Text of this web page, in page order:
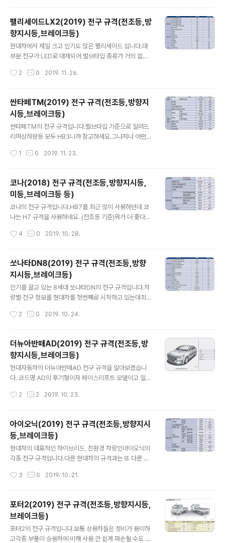
앞 : PY21W / 21W차량 옆 : WY5W / 5W차폭등벌브 타
입 : P21 / 5W주간주행등(DRL)벌브 타입 : P21 / 5W R
EAR리어 컴비네이션제동등/미등 : P21 / 5W미등 : P21 /
5W방향지시등 : PY21W / 21W후퇴등 : W16W / 16W
번호판등 : W5W / 5W * 출처 : 현대자동차
팰리세이드LX2(2019) 전구 규격(전조등,방
향지시등,브레이크등)
현대차에서 제일 크고 인기도 많은 팰리세이드 입니다.대
부분 전구가 LED로 대체되어 벌브타입 종류가 거의 없네
팰리세이드LX2(2019) 전구 규격(전조등,방향지시등,브
조등(변환빔)-A타입 : H7, 55W REAR후퇴등(후진등) : P
21W, 21W번호판등 : W5W, 5W * 출처 : 현대자동차
2 0 2019. 11. 26.
싼타페TM(2019) 전구 규격(전조등,방향지
시등,브레이크등)
싼타페TM의 전구 규격입니다.벌브타입 기준으로 알려드
리며상하향등 모두 HB3니까 참고하세요.그나저나 어떤
니까???싼타페TM(2019) 전구 규격(전조등,방향지시등,
3 / 60W방향지시등 : PY21W / 21W REAR미등 : W5
W / 5W미등-제동등 : P21-5W / 21W-5W방향지시등 :
PY21W / 21W후퇴등(후진등) : W16W / 16W번호판등
: W5W / 5W * 출처 : 현대자동차
1 0 2019. 11. 23.
코나(2018) 전구 규격(전조등,방향지시등,
미등,브레이크등 등)
코나의 전구 규격입니다.HB7를 최근 많이 사용하던데 코
나는 H7 규격을 사용하네요. (전조등 기준)뭐가 더 좋다는
많은데코나는 벌브 타입인 경우 상향등, 하향등 심지어 코
입하면 되니까요. (현대차 아주 칭찬해) 코나(2018) 전구
규격(전조등,방향지시등,미등,브레이크등 등) FRONT전
조등하향등(A타입) : H7 / 55W상향등(B타입) : H7 / 55
W로우빔 보조(코너링 램프) : H7 / 55W방향지시등 : PY
21W / 21W안개등 : H8 / 35W REAR리어 컴비네이션
타입) : W5W / 5W방향지시등 : P21W ..
4 0 2019. 10. 28.
쏘나타DN8(2019) 전구 규격(전조등,방향
지시등,브레이크등)
인기를 끌고 있는 8세대 쏘나타DN의 전구 규격입니다.차
량별 전구 정보를 현대차를 첫번째로 시작하고 있는데최근
성된 것은 나열할 때 의미가 없으므로벌브(일반 할로겐 전
019) 전구 규격(전조등,방향지시등,브레이크등) FRONT
전조등(상향/하향) : HB3 / 60W주간주행등/차폭등 : P2
1/5W / 5W방향지시등 : PY21W / 21W REAR방향지시
등 : PY21W / 21W후퇴등(후진등) : W16W / 16W번호
판등 : W5W / 5W * 출처 : 현대자동차
2 0 2019. 10. 24.
더뉴아반떼AD(2019) 전구 규격(전조등,방
향지시등,브레이크등)
현대자동차의 더뉴아반떼AD 전구 규격을 알아보겠습니
다. 코드명 AD의 후기형이자 페이스리프트 모델이고 일명
봤을 때 상하향 램프가 구분된 곳은 H7(하향), H1(상향) 규
멘트가 2개 있는 H4를 많이 사용했는데요. 아반떼 규격을
보다보니 이제 보다 다양한 규격이 사용되는 것을 알 수 있
네요. 참고로 전구 규격을 확인했으면 인터넷에서 직접 구
매해서 자가 정비에 한 번 도전해보세요! 그나저나 취급설
명서에 그냥 LED만 써두면 뭐 어쩌라는건지... 어셈블리 통
조등/방향지시등/브레이크등) A타입 FRONT (앞) 전조등
2 2 2019. 10. 23.
아이오닉(2019) 전구 규격(전조등,방향지시
등,브레이크등)
현대차의 대표적인 하이브리드, 친환경 차량인아이오닉의
각종 전구 규격입니다.다른 현대차의 규격과는 또 다른 것
시등,브레이크등) FRONT전조등A타입하향등 : H7LL /
ED방향지시등 : PY21W / 21W차폭등 : W5W / 5W RE
AR후퇴등(후진등) : W16W / 16W방향지시등 : PY21W
/ 21W제동등-미등 : P21-5W / 21W-5W미등 : W5W /
5W번호등(번호판등) : W5W / 5W 실내맵램프 : W10W
/ 10W * 출처 : 현대자동차
3 0 2019. 10. 21.
포터2(2019) 전구 규격(전조등,방향지시등,
브레이크등)
포터2의 전구 규격입니다.보통 상용차들은 정비가 용이하
고각종 부품이 승용차에 비해 사용 간 쉽게 파손될 수도 있